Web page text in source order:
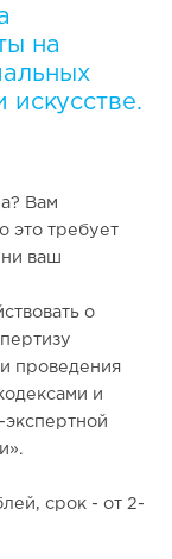
на
Вам
это требует
ваш
о
проведения
и
срок - от 2-